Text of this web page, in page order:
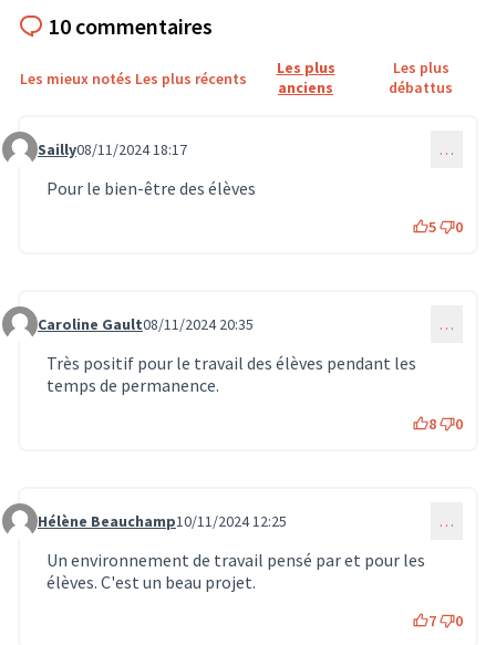
10 commentaires
Les mieux notés Les plus récents
Les plus
anciens
Les plus
débattus
Commentaire 1101
Sailly08/11/2024 18:17 …
Pour le bien-être des élèves
5 0
Commentaire 1103
Caroline Gault08/11/2024 20:35 …
Très positif pour le travail des élèves pendant les
temps de permanence.
8 0
Commentaire 1117
Hélène Beauchamp10/11/2024 12:25 …
Un environnement de travail pensé par et pour les
élèves. C'est un beau projet.
7 0